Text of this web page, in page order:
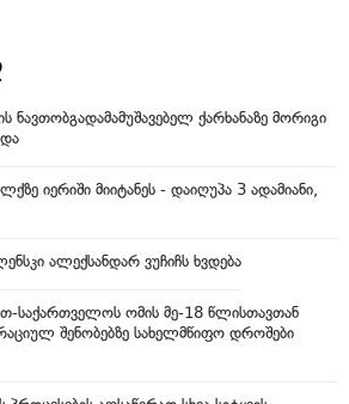
ნავთობგადამამუშავებელ ქარხანაზე მორიგი
იერიში მიიტანეს - დაიღუპა 3 ადამიანი,
ალექსანდარ ვუჩიჩს ხვდება
საქართველოს ომის მე-18 წლისთავთან
შენობებზე სახელმწიფო დროშები